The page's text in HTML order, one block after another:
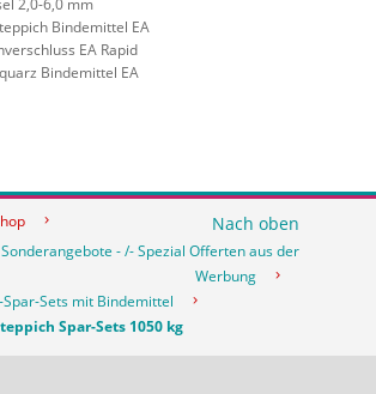
Bindemittel EA
EA Rapid
Bindemittel EA
Nach oben
Sonderangebote - /- Spezial Offerten aus der
Werbung
Sets mit Bindemittel
Spar-Sets 1050 kg